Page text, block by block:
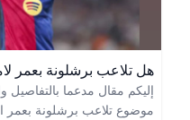
إسبانيا، بينما والدته تنحدر من
الواقعة في غرب إفريقيا، ما
عائلية وثقافية متنوعة ومميزة.
هل تلاعب برشلونة بعمر
إليكم مقال مدعما بالتفاصيل
موضوع تلاعب برشلونة بعمر